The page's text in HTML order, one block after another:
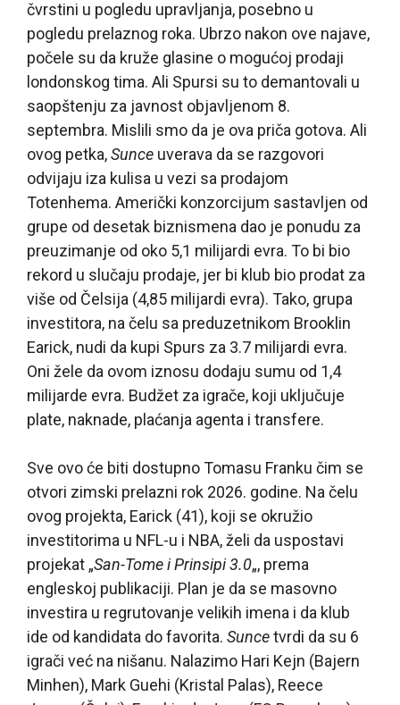
čvrstini u pogledu upravljanja, posebno u
pogledu prelaznog roka. Ubrzo nakon ove najave,
počele su da kruže glasine o mogućoj prodaji
londonskog tima. Ali Spursi su to demantovali u
saopštenju za javnost objavljenom 8.
septembra. Mislili smo da je ova priča gotova. Ali
ovog petka,Sunce uverava da se razgovori
odvijaju iza kulisa u vezi sa prodajom
Totenhema. Američki konzorcijum sastavljen od
grupe od desetak biznismena dao je ponudu za
preuzimanje od oko 5,1 milijardi evra. To bi bio
rekord u slučaju prodaje, jer bi klub bio prodat za
više od Čelsija (4,85 milijardi evra). Tako, grupa
investitora, na čelu sa preduzetnikom Brooklin
Earick, nudi da kupi Spurs za 3.7 milijardi evra.
Oni žele da ovom iznosu dodaju sumu od 1,4
milijarde evra. Budžet za igrače, koji uključuje
plate, naknade, plaćanja agenta i transfere.
Sve ovo će biti dostupno Tomasu Franku čim se
otvori zimski prelazni rok 2026. godine. Na čelu
ovog projekta, Earick (41), koji se okružio
investitorima u NFL-u i NBA, želi da uspostavi
projekat „San-Tome i Prinsipi 3.0„, prema
engleskoj publikaciji. Plan je da se masovno
investira u regrutovanje velikih imena i da klub
ide od kandidata do favorita. Suncetvrdi da su 6
igrači već na nišanu. Nalazimo Hari Kejn (Bajern
Minhen), Mark Guehi (Kristal Palas), Reece